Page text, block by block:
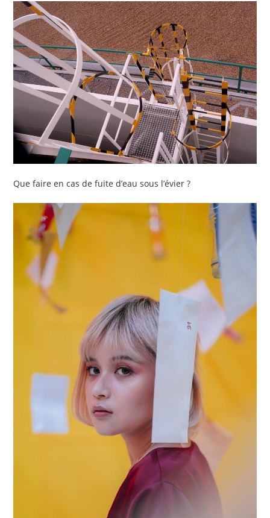
Que faire en cas de fuite d’eau sous l’évier ?